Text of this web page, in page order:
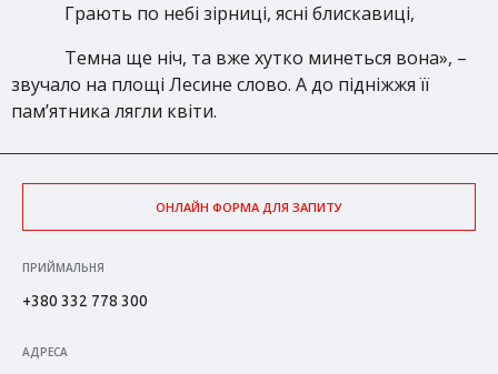
Грають по небі зірниці, ясні блискавиці,
Темна ще ніч, та вже хутко минеться вона», –
звучало на площі Лесине слово. А до підніжжя її
пам’ятника лягли квіти.
ОНЛАЙН ФОРМА ДЛЯ ЗАПИТУ
ПРИЙМАЛЬНЯ
+380 332 778 300
АДРЕСА